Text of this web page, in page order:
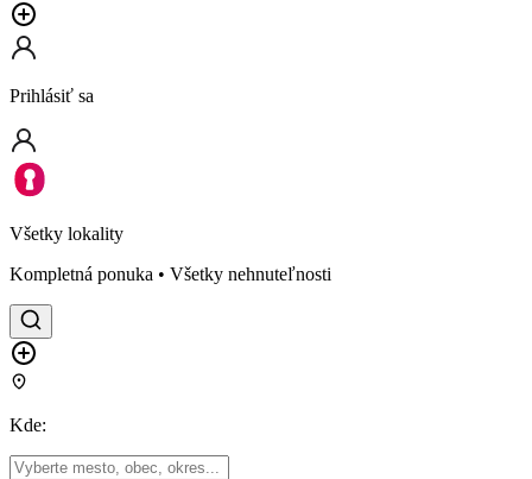
Prihlásiť sa
Všetky lokality
Kompletná ponuka • Všetky nehnuteľnosti
Kde: